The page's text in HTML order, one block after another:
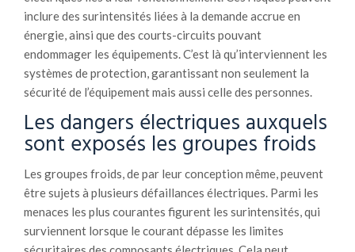
inclure des surintensités liées à la demande accrue en
énergie, ainsi que des courts-circuits pouvant
endommager les équipements. C’est là qu’interviennent les
systèmes de protection, garantissant non seulement la
sécurité de l’équipement mais aussi celle des personnes.
Les dangers électriques auxquels
sont exposés les groupes froids
Les groupes froids, de par leur conception même, peuvent
être sujets à plusieurs défaillances électriques. Parmi les
menaces les plus courantes figurent les surintensités, qui
surviennent lorsque le courant dépasse les limites